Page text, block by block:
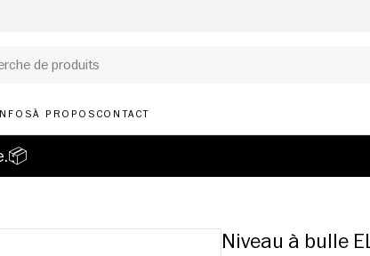
À PROPOS CONTACT
Niveau à bulle